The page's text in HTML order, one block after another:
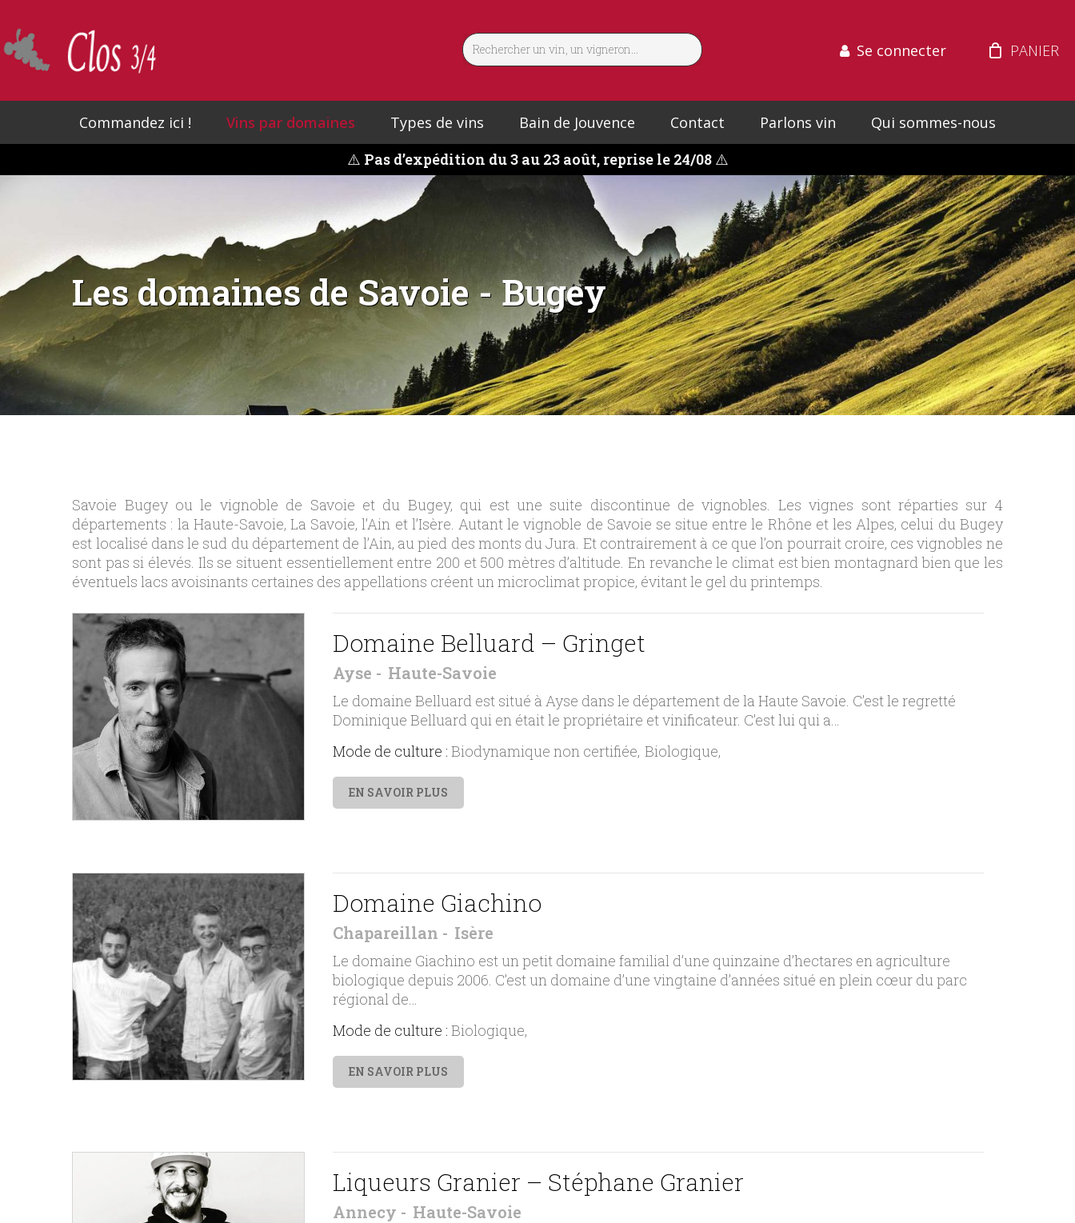
main
content
Se connecter
Commandez ici ! Vins par domaines Types de vins Bain de Jouvence Contact Parlons vin
Qui sommes-nous
⚠️ Pas d’expédition du 3 au 23 août, reprise le 24/08⚠️
Les domaines de Savoie - Bugey
Savoie Bugey ou le vignoble de Savoie et du Bugey, qui est une suite discontinue de vignobles. Les vignes sont réparties sur 4
départements : la Haute-Savoie, La Savoie, l’Ain et l’Isère. Autant le vignoble de Savoie se situe entre le Rhône et les Alpes, celui du Bugey
est localisé dans le sud du département de l’Ain, au pied des monts du Jura. Et contrairement à ce que l’on pourrait croire, ces vignobles ne
sont pas si élevés. Ils se situent essentiellement entre 200 et 500 mètres d’altitude. En revanche le climat est bien montagnard bien que les
éventuels lacs avoisinants certaines des appellations créent un microclimat propice, évitant le gel du printemps.
Domaine Belluard – Gringet
Ayse Haute-Savoie
Le domaine Belluard est situé à Ayse dans le département de la Haute Savoie. C’est le regretté
Dominique Belluard qui en était le propriétaire et vinificateur. C’est lui qui a…
Mode de culture : Biodynamique non certifiée Biologique
EN SAVOIR PLUS
Domaine Giachino
Chapareillan Isère
Le domaine Giachino est un petit domaine familial d’une quinzaine d’hectares en agriculture
biologique depuis 2006. C’est un domaine d’une vingtaine d’années situé en plein cœur du parc
régional de…
Mode de culture : Biologique
EN SAVOIR PLUS
Liqueurs Granier – Stéphane Granier
Annecy Haute-Savoie